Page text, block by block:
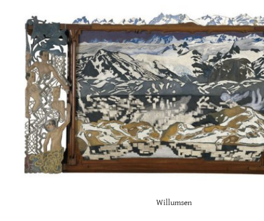
Willumsen